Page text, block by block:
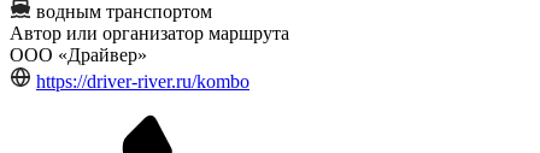
водным транспортом
Автор или организатор маршрута
ООО «Драйвер»
https://driver-river.ru/kombo